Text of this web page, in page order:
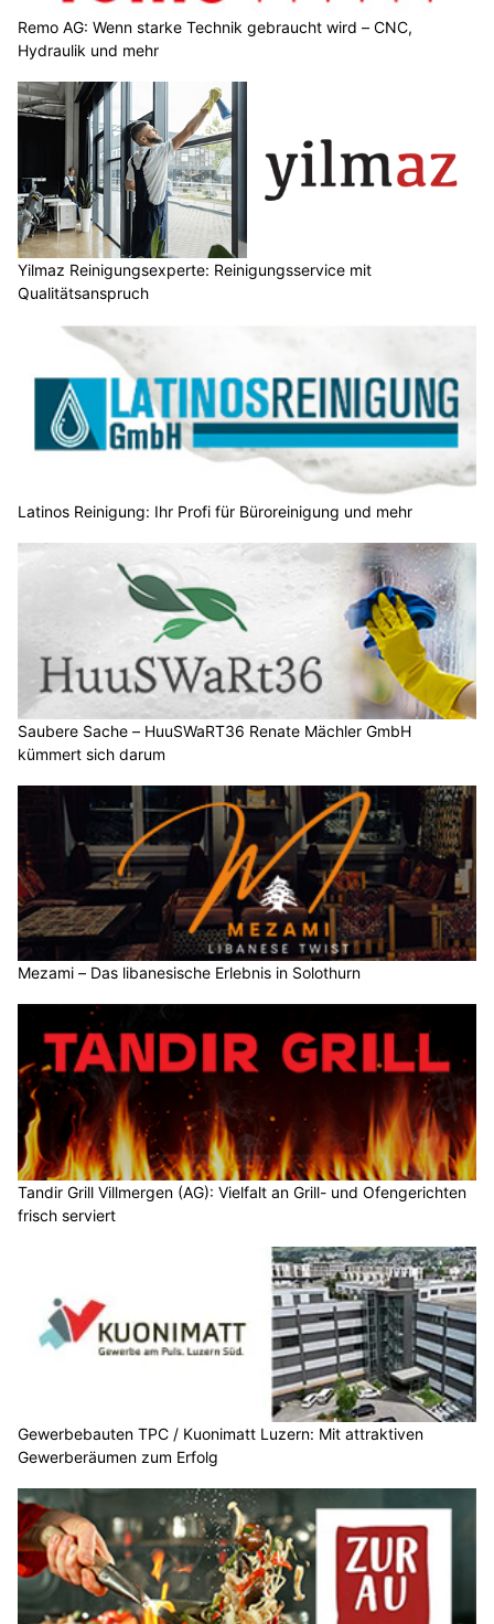
Remo AG: Wenn starke Technik gebraucht wird – CNC,
Hydraulik und mehr
Yilmaz Reinigungsexperte: Reinigungsservice mit
Qualitätsanspruch
Latinos Reinigung: Ihr Profi für Büroreinigung und mehr
Saubere Sache – HuuSWaRT36 Renate Mächler GmbH
kümmert sich darum
Mezami – Das libanesische Erlebnis in Solothurn
Tandir Grill Villmergen (AG): Vielfalt an Grill- und Ofengerichten
frisch serviert
Gewerbebauten TPC / Kuonimatt Luzern: Mit attraktiven
Gewerberäumen zum Erfolg